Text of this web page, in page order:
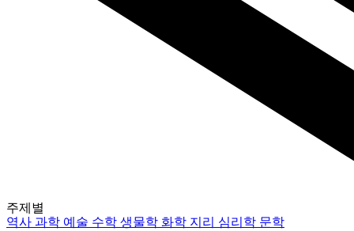
주제별
역사과학 예술 수학생물학 화학 지리 심리학 문학